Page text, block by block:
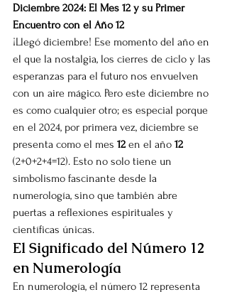
Diciembre 2024: El Mes 12 y su Primer
Encuentro con el Año 12
¡Llegó diciembre! Ese momento del año en
el que la nostalgia, los cierres de ciclo y las
esperanzas para el futuro nos envuelven
con un aire mágico. Pero este diciembre no
es como cualquier otro; es especial porque
en el 2024, por primera vez, diciembre se
presenta como el mes 12 en el año 12
(2+0+2+4=12). Esto no solo tiene un
simbolismo fascinante desde la
numerología, sino que también abre
puertas a reflexiones espirituales y
científicas únicas.
El Significado del Número 12
en Numerología
En numerología, el número 12 representa